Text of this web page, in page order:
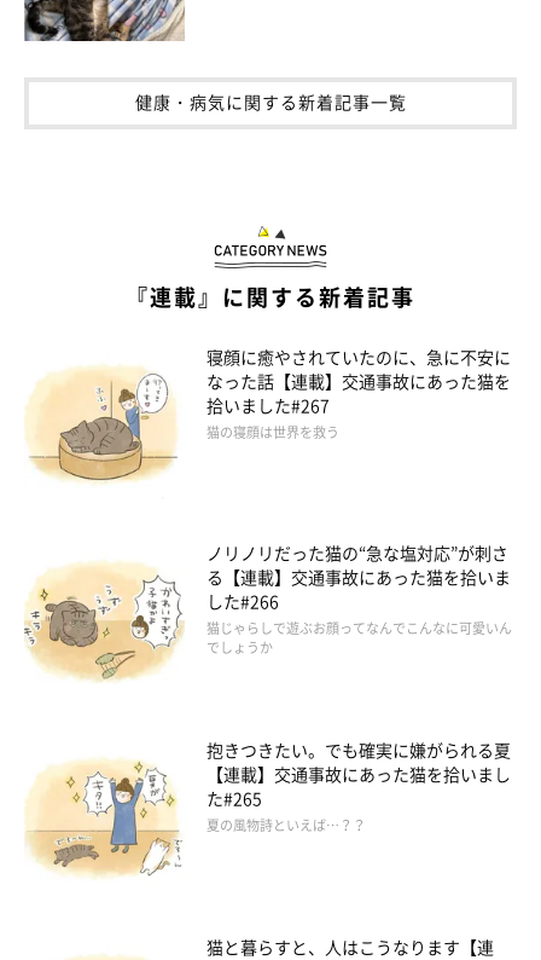
健康・病気に関する新着記事一覧
『連載』に関する新着記事
寝顔に癒やされていたのに、急に不安に
なった話【連載】交通事故にあった猫を
拾いました#267
猫の寝顔は世界を救う
ノリノリだった猫の“急な塩対応”が刺さ
る【連載】交通事故にあった猫を拾いま
した#266
猫じゃらしで遊ぶお顔ってなんでこんなに可愛いん
でしょうか
抱きつきたい。でも確実に嫌がられる夏
【連載】交通事故にあった猫を拾いまし
た#265
夏の風物詩といえば…？？
猫と暮らすと、人はこうなります【連